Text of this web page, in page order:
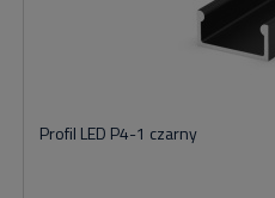
Profil LED P4-1 czarny